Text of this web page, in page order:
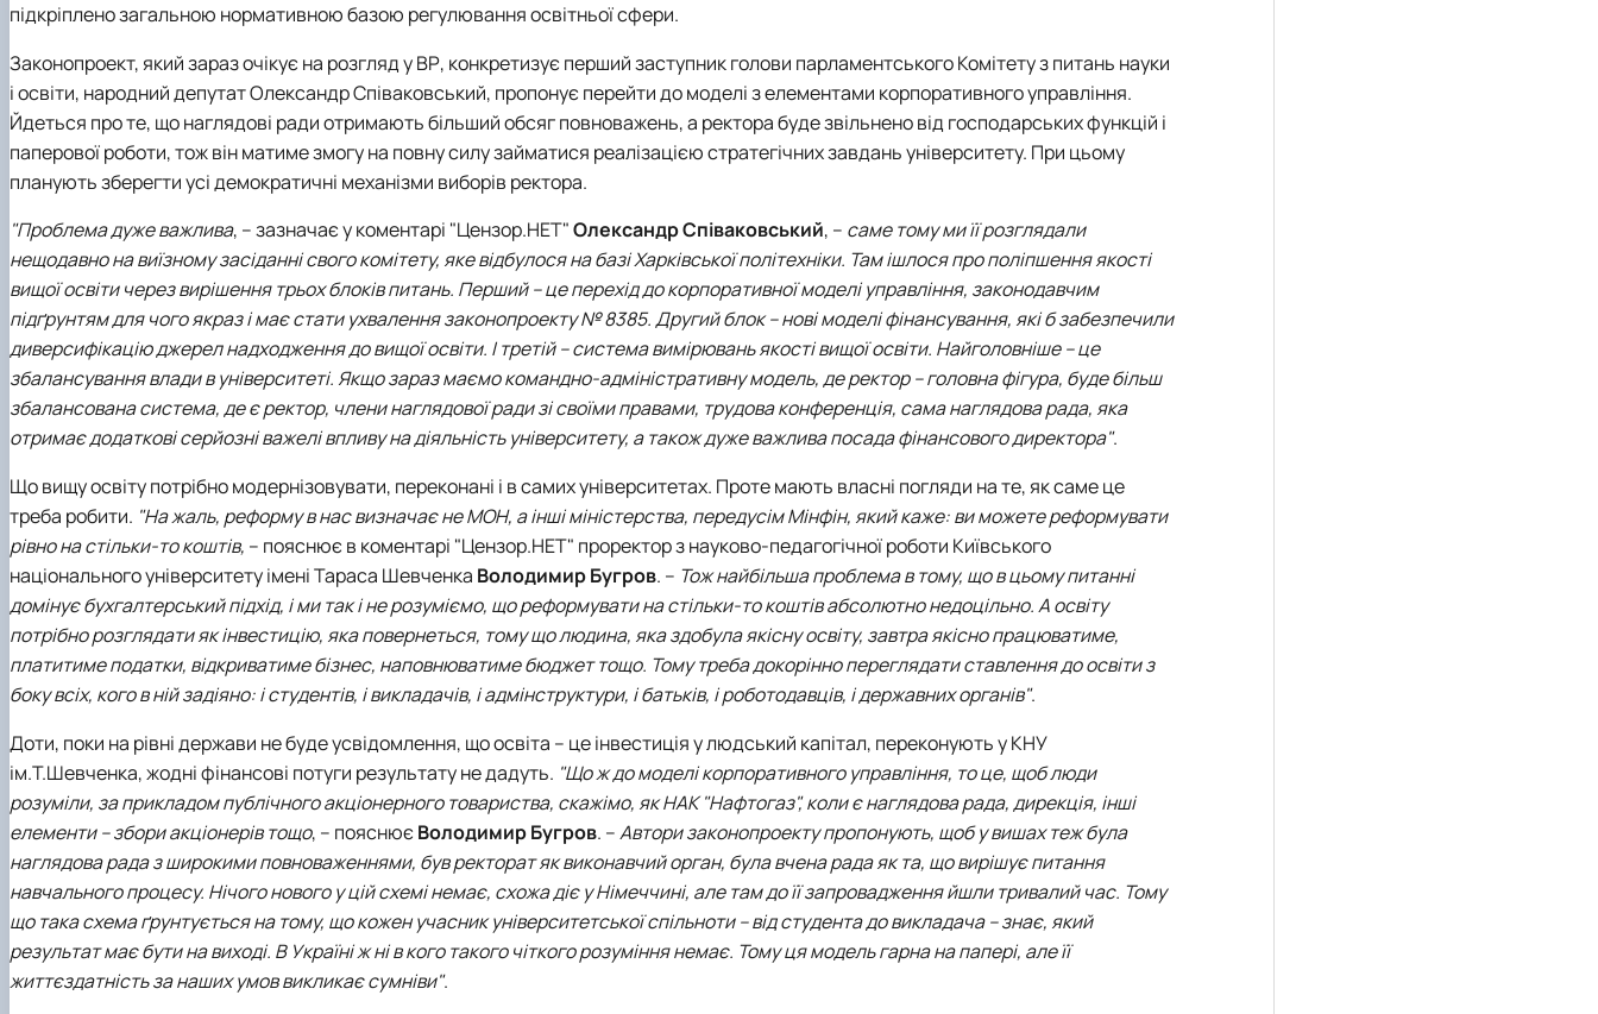
підкріплено загальною нормативною базою регулювання освітньої сфери.
Законопроект, який зараз очікує на розгляд у ВР, конкретизує перший заступник голови парламентського Комітету з питань науки
і освіти, народний депутат Олександр Співаковський, пропонує перейти до моделі з елементами корпоративного управління.
Йдеться про те, що наглядові ради отримають більший обсяг повноважень, а ректора буде звільнено від господарських функцій і
паперової роботи, тож він матиме змогу на повну силу займатися реалізацією стратегічних завдань університету. При цьому
планують зберегти усі демократичні механізми виборів ректора.
"Проблема дуже важлива, – зазначає у коментарі "Цензор.НЕТ"Олександр Співаковський, – саме тому ми її розглядали
нещодавно на виїзному засіданні свого комітету, яке відбулося на базі Харківської політехніки. Там ішлося про поліпшення якості
вищої освіти через вирішення трьох блоків питань. Перший – це перехід до корпоративної моделі управління, законодавчим
підґрунтям для чого якраз і має стати ухвалення законопроекту № 8385. Другий блок – нові моделі фінансування, які б забезпечили
диверсифікацію джерел надходження до вищої освіти. І третій – система вимірювань якості вищої освіти. Найголовніше – це
збалансування влади в університеті. Якщо зараз маємо командно-адміністративну модель, де ректор – головна фігура, буде більш
збалансована система, де є ректор, члени наглядової ради зі своїми правами, трудова конференція, сама наглядова рада, яка
отримає додаткові серйозні важелі впливу на діяльність університету, а також дуже важлива посада фінансового директора".
Що вищу освіту потрібно модернізовувати, переконані і в самих університетах. Проте мають власні погляди на те, як саме це
треба робити. "На жаль, реформу в нас визначає не МОН, а інші міністерства, передусім Мінфін, який каже: ви можете реформувати
рівно на стільки-то коштів, – пояснює в коментарі "Цензор.НЕТ" проректор з науково-педагогічної роботи Київського
національного університету імені Тараса Шевченка Володимир Бугров. – Тож найбільша проблема в тому, що в цьому питанні
домінує бухгалтерський підхід, і ми так і не розуміємо, що реформувати на стільки-то коштів абсолютно недоцільно. А освіту
потрібно розглядати як інвестицію, яка повернеться, тому що людина, яка здобула якісну освіту, завтра якісно працюватиме,
платитиме податки, відкриватиме бізнес, наповнюватиме бюджет тощо. Тому треба докорінно переглядати ставлення до освіти з
боку всіх, кого в ній задіяно: і студентів, і викладачів, і адмінструктури, і батьків, і роботодавців, і державних органів".
Доти, поки на рівні держави не буде усвідомлення, що освіта – це інвестиція у людський капітал, переконують уКНУ
ім.Т.Шевченка, жодні фінансові потуги результату не дадуть. "Що ж до моделі корпоративного управління, то це, щоб люди
розуміли, за прикладом публічного акціонерного товариства, скажімо, як НАК "Нафтогаз", коли є наглядова рада, дирекція, інші
елементи – збори акціонерів тощо, – пояснюєВолодимир Бугров. –Автори законопроекту пропонують, щоб у вишах теж була
наглядова рада з широкими повноваженнями, був ректорат як виконавчий орган, була вчена рада як та, що вирішує питання
навчального процесу. Нічого нового у цій схемі немає, схожа діє у Німеччині, але там до її запровадження йшли тривалий час. Тому
що така схема ґрунтується на тому, що кожен учасник університетської спільноти – від студента до викладача – знає, який
результат має бути на виході. В Україні ж ні в кого такого чіткого розуміння немає. Тому ця модель гарна на папері, але її
життєздатність за наших умов викликає сумніви".